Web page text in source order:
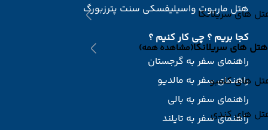
های سریلانکا
هتل های سریلانکا(مشاهده همه)
های کلمبو
های کندی
هتل ماریوت واسیلیفسکی سنت پترزبورگ
کجا بریم ؟ چی کار کنیم ؟
راهنمای سفر به گرجستان
راهنمای سفر به مالدیو
راهنمای سفر به بالی
راهنمای سفر به تایلند